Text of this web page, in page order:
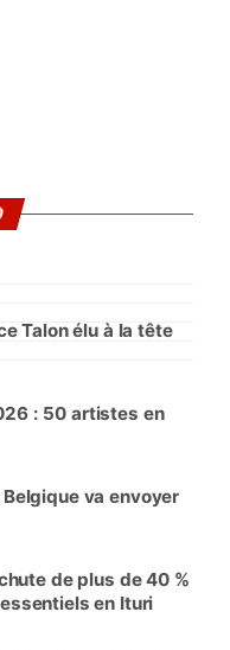
Talon élu à la tête
: 50 artistes en
Belgique va envoyer
de plus de 40 %
en Ituri